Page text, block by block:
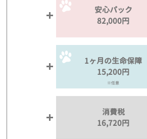
安心パック
82,000円
1ヶ月の生命保障
15,200円
※任意
消費税
16,720円